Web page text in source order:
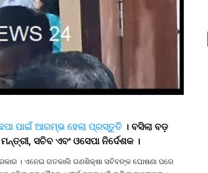
ପାଇଁ ଆରମ୍ଭ ହେଲା ପ୍ରସ୍ତୁତି । ବସିଲା ବଡ଼
ସଚିବ ଏବଂ ଓସେପା ନିର୍ଦେଶକ ।
। ଏନେଇ ଗତକାଲି ଗଣଶିକ୍ଷା ସଚିବଙ୍କ ଘୋଷଣା ପରେ